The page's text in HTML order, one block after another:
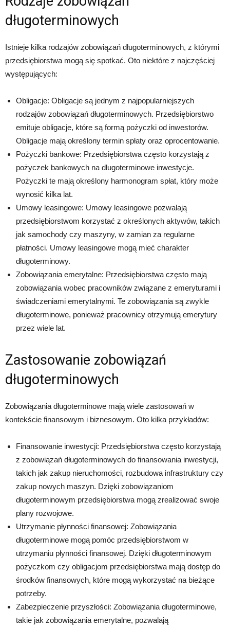
długoterminowych
Istnieje kilka rodzajów zobowiązań długoterminowych, z którymi
przedsiębiorstwa mogą się spotkać. Oto niektóre z najczęściej
występujących:
Obligacje: Obligacje są jednym z najpopularniejszych
rodzajów zobowiązań długoterminowych. Przedsiębiorstwo
emituje obligacje, które są formą pożyczki od inwestorów.
Obligacje mają określony termin spłaty oraz oprocentowanie.
Pożyczki bankowe: Przedsiębiorstwa często korzystają z
pożyczek bankowych na długoterminowe inwestycje.
Pożyczki te mają określony harmonogram spłat, który może
wynosić kilka lat.
Umowy leasingowe: Umowy leasingowe pozwalają
przedsiębiorstwom korzystać z określonych aktywów, takich
jak samochody czy maszyny, w zamian za regularne
płatności. Umowy leasingowe mogą mieć charakter
długoterminowy.
Zobowiązania emerytalne: Przedsiębiorstwa często mają
zobowiązania wobec pracowników związane z emeryturami i
świadczeniami emerytalnymi. Te zobowiązania są zwykle
długoterminowe, ponieważ pracownicy otrzymują emerytury
przez wiele lat.
Zastosowanie zobowiązań
długoterminowych
Zobowiązania długoterminowe mają wiele zastosowań w
kontekście finansowym i biznesowym. Oto kilka przykładów:
Finansowanie inwestycji: Przedsiębiorstwa często korzystają
z zobowiązań długoterminowych do finansowania inwestycji,
takich jak zakup nieruchomości, rozbudowa infrastruktury czy
zakup nowych maszyn. Dzięki zobowiązaniom
długoterminowym przedsiębiorstwa mogą zrealizować swoje
plany rozwojowe.
Utrzymanie płynności finansowej: Zobowiązania
długoterminowe mogą pomóc przedsiębiorstwom w
utrzymaniu płynności finansowej. Dzięki długoterminowym
pożyczkom czy obligacjom przedsiębiorstwa mają dostęp do
środków finansowych, które mogą wykorzystać na bieżące
potrzeby.
Zabezpieczenie przyszłości: Zobowiązania długoterminowe,
takie jak zobowiązania emerytalne, pozwalają